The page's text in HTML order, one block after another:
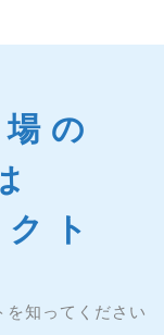
の
ト
を知ってください